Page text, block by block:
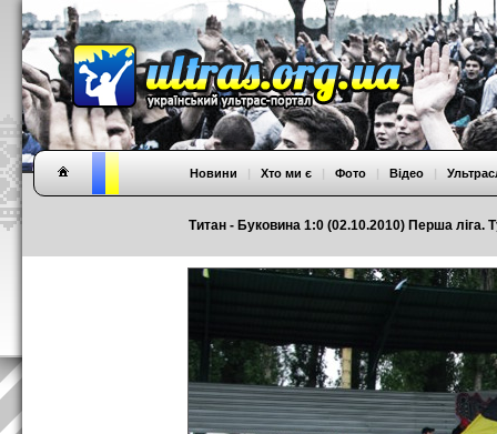
Титан - Буковина 1:0 (02.10.2010) Перша ліга.
Новини | Хто ми є | Фото | Відео |